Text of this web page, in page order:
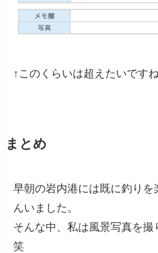
↑このくらいは超えたいですね
まとめ
早朝の岩内港には既に釣りを
んいました。
そんな中、私は風景写真を
笑